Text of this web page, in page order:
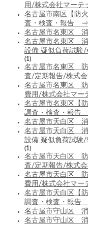
用/株式会社マーテ
名古屋市南区【防
査・検査・報告
名古屋市名東区
名古屋市名東区
設備 疑似負荷試験
(1)
名古屋市名東区 防
査/定期報告/株式
名古屋市名東区 防
費用/株式会社マー
名古屋市名東区【
調査・検査・報
名古屋市天白区
名古屋市天白区
設備 疑似負荷試験
(1)
名古屋市天白区 防
査/定期報告/株式
名古屋市天白区 防
費用/株式会社マー
名古屋市天白区【
調査・検査・報
名古屋市守山区
名古屋市守山区